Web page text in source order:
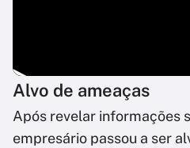
Alvo de ameaças
Após revelar informações
empresário passou a ser